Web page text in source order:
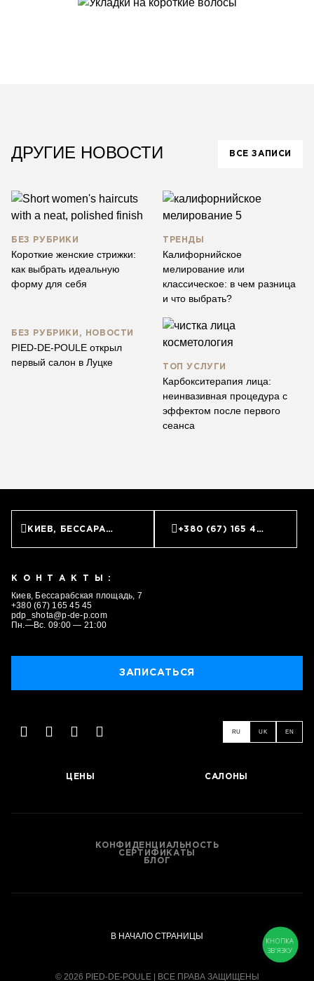
ДРУГИЕ НОВОСТИ ВСЕ ЗАПИСИ
БЕЗ РУБРИКИ
Короткие женские стрижки:
как выбрать идеальную
форму для себя
ТРЕНДЫ
Калифорнийское
мелирование или
классическое: в чем разница
и что выбрать?
БЕЗ РУБРИКИ, НОВОСТИ
PIED-DE-POULE открыл
первый салон в Луцке
ТОП УСЛУГИ
Карбокситерапия лица:
неинвазивная процедура с
эффектом после первого
сеанса
КИЕВ, БЕССАРАБСКАЯ ПЛОЩАДЬ, 7 +380 (67) 165 45 45
КОНТАКТЫ:
Киев, Бессарабская площадь, 7
+380 (67) 165 45 45
pdp_shota@p-de-p.com
Пн.—Вс. 09:00 — 21:00
ЗАПИСАТЬСЯ
RU UK EN
ЦЕНЫ САЛОНЫ
КОНФИДЕНЦИАЛЬНОСТЬ
СЕРТИФИКАТЫ
БЛОГ
В НАЧАЛО СТРАНИЦЫ
© 2026 PIED-DE-POULE | ВСЕ ПРАВА ЗАЩИЩЕНЫ
КНОПКА
ЗВ'ЯЗКУ